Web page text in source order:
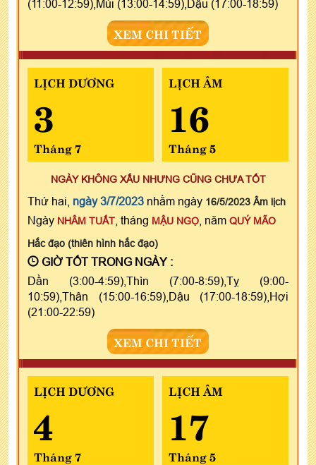
(11:00-12:59),Mùi (13:00-14:59),Dậu (17:00-18:59)
XEM CHI TIẾT
LỊCH DƯƠNG
3
Tháng 7
LỊCH ÂM
16
Tháng 5
NGÀY KHÔNG XẤU NHƯNG CŨNG CHƯA TỐT
Thứ hai, ngày 3/7/2023 nhằm ngày 16/5/2023 Âm lịch
Ngày NHÂM TUẤT , tháng MẬU NGỌ , năm QUÝ MÃO
Hắc đạo (thiên hình hắc đạo)
GIỜ TỐT TRONG NGÀY :
Dần (3:00-4:59),Thìn (7:00-8:59),Tỵ (9:00-
10:59),Thân (15:00-16:59),Dậu (17:00-18:59),Hợi
(21:00-22:59)
XEM CHI TIẾT
LỊCH DƯƠNG
4
Tháng 7
LỊCH ÂM
17
Tháng 5